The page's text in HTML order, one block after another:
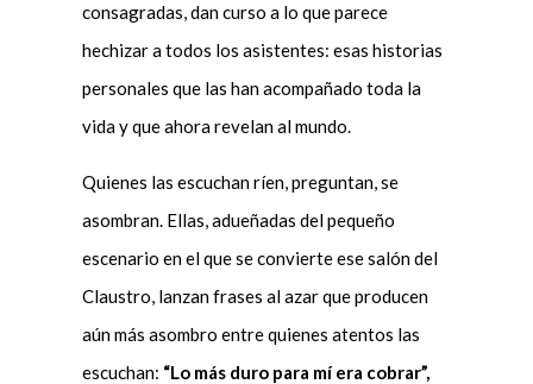
consagradas, dan curso a lo que parece
hechizar a todos los asistentes: esas historias
personales que las han acompañado toda la
vida y que ahora revelan al mundo.
Quienes las escuchan ríen, preguntan, se
asombran. Ellas, adueñadas del pequeño
escenario en el que se convierte ese salón del
Claustro, lanzan frases al azar que producen
aún más asombro entre quienes atentos las
escuchan: “Lo más duro para mí era cobrar”,